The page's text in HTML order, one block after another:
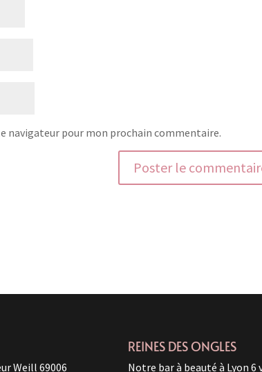
navigateur pour mon prochain commentaire.
Weill 69006
REINES DES ONGLES
Notre bar à beauté à Lyon 6